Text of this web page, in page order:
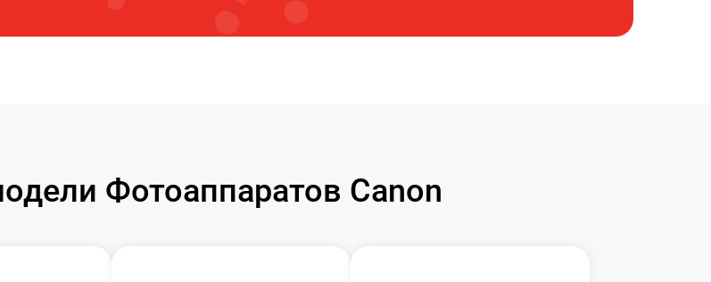
Фотоаппаратов Canon